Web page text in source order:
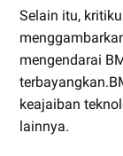
Selain itu,
mengendarai
keajaiban
lainnya.